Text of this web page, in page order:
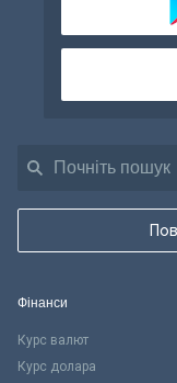
Фінанси
Курс валют
Курс долара